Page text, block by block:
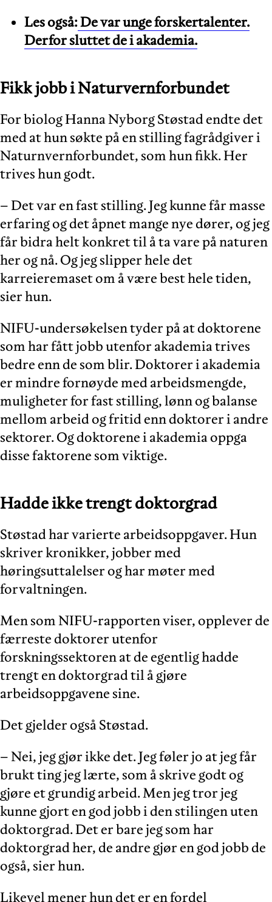
Les også:De var unge forskertalenter.
Derfor sluttet de i akademia.
Fikk jobb i Naturvernforbundet
For biolog Hanna Nyborg Støstad endte det
med at hun søkte på en stilling fagrådgiver i
Naturnvernforbundet, som hun fikk. Her
trives hun godt.
– Det var en fast stilling. Jeg kunne får masse
erfaring og det åpnet mange nye dører, og jeg
får bidra helt konkret til å ta vare på naturen
her og nå. Og jeg slipper hele det
karreieremaset om å være best hele tiden,
sier hun.
NIFU-undersøkelsen tyder på at doktorene
som har fått jobb utenfor akademia trives
bedre enn de som blir. Doktorer i akademia
er mindre fornøyde med arbeidsmengde,
muligheter for fast stilling, lønn og balanse
mellom arbeid og fritid enn doktorer i andre
sektorer. Og doktorene i akademia oppga
disse faktorene som viktige.
Hadde ikke trengt doktorgrad
Støstad har varierte arbeidsoppgaver. Hun
skriver kronikker, jobber med
høringsuttalelser og har møter med
forvaltningen.
Men som NIFU-rapporten viser, opplever de
færreste doktorer utenfor
forskningssektoren at de egentlig hadde
trengt en doktorgrad til å gjøre
arbeidsoppgavene sine.
Det gjelder også Støstad.
– Nei, jeg gjør ikke det. Jeg føler jo at jeg får
brukt ting jeg lærte, som å skrive godt og
gjøre et grundig arbeid. Men jeg tror jeg
kunne gjort en god jobb i den stilingen uten
doktorgrad. Det er bare jeg som har
doktorgrad her, de andre gjør en god jobb de
også, sier hun.
Likevel mener hun det er en fordel